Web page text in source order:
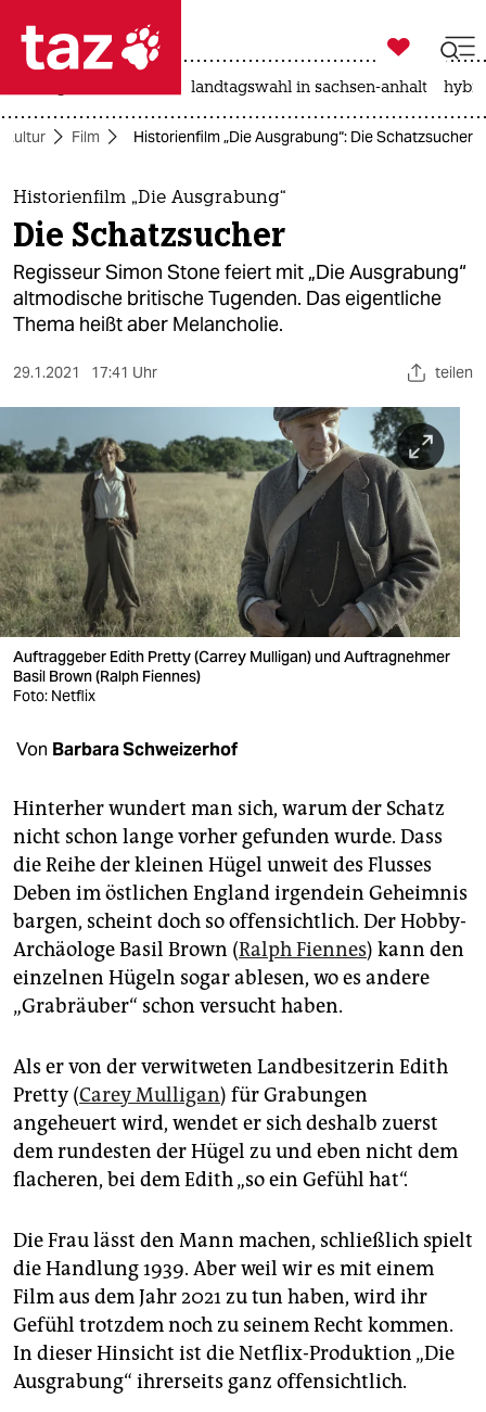
 taz zahl ich
taz zahl ich
themen
politik
öko
sport
berlin
nord
wahrheit
verlag
verlag
shop
fragen & hilfe
unterstützen
abo
genossenschaft
epaper login

taz zahl ich
landtagswahl in sachsen-anhalt
Kultur Film Historienfilm „Die Ausgrabung“: Die Schatzsucher
Historienfilm „Die Ausgrabung“
Die Schatzsucher
Regisseur Simon Stone feiert mit „Die Ausgrabung“
altmodische britische Tugenden. Das eigentliche
Thema heißt aber Melancholie.
29.1.2021 17:41 Uhr teilen
Auftraggeber Edith Pretty (Carrey Mulligan) und Auftragnehmer
Basil Brown (Ralph Fiennes)
Foto: Netflix
Von Barbara Schweizerhof
Hinterher wundert man sich, warum der Schatz
nicht schon lange vorher gefunden wurde. Dass
die Reihe der kleinen Hügel unweit des Flusses
Deben im östlichen England irgendein Geheimnis
bargen, scheint doch so offensichtlich. Der Hobby-
Archäologe Basil Brown (Ralph Fiennes) kann den
einzelnen Hügeln sogar ablesen, wo es andere
„Grabräuber“ schon versucht haben.
Als er von der verwitweten Landbesitzerin Edith
Pretty (Carey Mulligan) für Grabungen
angeheuert wird, wendet er sich deshalb zuerst
dem rundesten der Hügel zu und eben nicht dem
flacheren, bei dem Edith „so ein Gefühl hat“.
Die Frau lässt den Mann machen, schließlich spielt
die Handlung 1939. Aber weil wir es mit einem
Film aus dem Jahr 2021 zu tun haben, wird ihr
Gefühl trotzdem noch zu seinem Recht kommen.
In dieser Hinsicht ist die Netflix-Produktion „Die
Ausgrabung“ ihrerseits ganz offensichtlich.